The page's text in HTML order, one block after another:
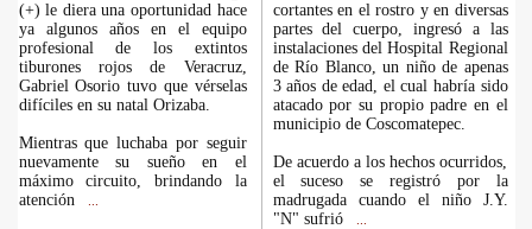
(+) le diera una oportunidad hace
ya algunos años en el equipo
profesional de los extintos
tiburones rojos de Veracruz,
Gabriel Osorio tuvo que vérselas
difíciles en su natal Orizaba.
Mientras que luchaba por seguir
nuevamente su sueño en el
máximo circuito, brindando la
atención
cortantes en el rostro y en diversas
partes del cuerpo, ingresó a las
instalaciones del Hospital Regional
de Río Blanco, un niño de apenas
3 años de edad, el cual habría sido
atacado por su propio padre en el
municipio de Coscomatepec.
De acuerdo a los hechos ocurridos,
el suceso se registró por la
madrugada cuando el niño J.Y.
"N" sufrió